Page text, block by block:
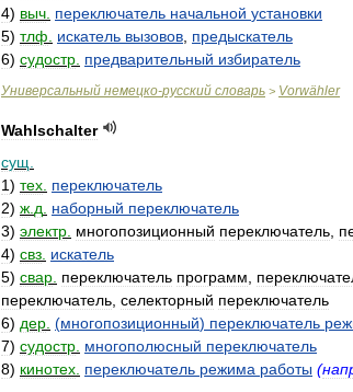
4) выч переключатель начальной установки
5) тлф искатель вызовов предыскатель
6) судостр предварительный избиратель
Универсальный немецко-русский словарь > Vorwähler
Wahlschalter
сущ
1) тех переключатель
2) ж д наборный переключатель
3) электр многопозиционный переключатель
4) свз искатель
5) свар переключатель программ
переключатель селекторный переключатель
6) дер (многопозиционный) переключатель
7) судостр многополюсный переключатель
8) кинотех переключатель режима работы (